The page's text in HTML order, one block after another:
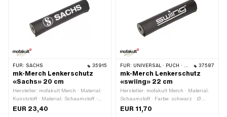
FÜR: SACHS 35915
mk-Merch Lenkerschutz
«Sachs» 20 cm
Hersteller: mofakult Merch · Material:
Kunststoff · Material: Schaumstoff ·
Farbe: schwarz · Farbe: weiss · Ø
EUR 23,40
FÜR: UNIVERSAL · PUCH · SACHS · PONY / CILO (BETA 521 & 512) · PIAGGIO · ZÜNDAPP BELMONDO · TOMOS · CILO · HERCULES · KREIDLER · ZÜNDAPP 37587
mk-Merch Lenkerschutz
«swiing» 22 cm
Hersteller: mofakult Merch · Material:
Schaumstoff · Farbe: schwarz · Ø
innen: 13 mm · Ø aussen: 40 mm ·
EUR 11,70